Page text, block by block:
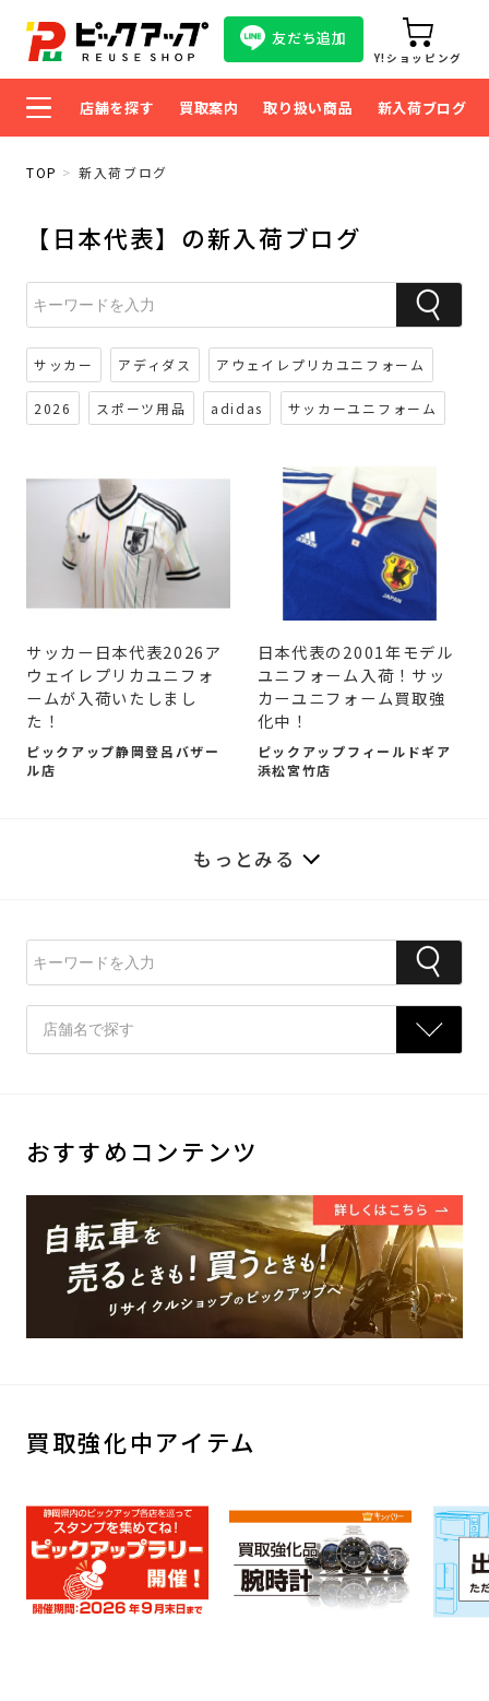
友だち追加
Y!ショッピング
店舗を探す 買取案内 取り扱い商品 新入荷ブログ
TOP 新入荷ブログ
【日本代表】の新入荷ブログ
サッカー アディダス アウェイレプリカユニフォーム
2026 スポーツ用品 adidas サッカーユニフォーム
サッカー日本代表2026ア
ウェイレプリカユニフォ
ームが入荷いたしまし
た！
ピックアップ静岡登呂バザー
ル店
日本代表の2001年モデル
ユニフォーム入荷！サッ
カーユニフォーム買取強
化中！
ピックアップフィールドギア
浜松宮竹店
もっとみる
おすすめコンテンツ
買取強化中アイテム